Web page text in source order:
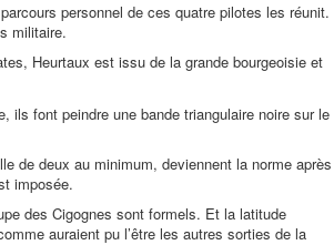
personnel de ces quatre pilotes les réunit.
militaire.
Heurtaux est issu de la grande bourgeoisie et
ils font peindre une bande triangulaire noire sur le
de deux au minimum, deviennent la norme après
imposée.
des Cigognes sont formels. Et la latitude
auraient pu l’être les autres sorties de la